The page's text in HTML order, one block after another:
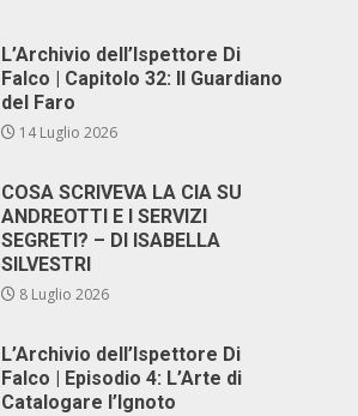
L’Archivio dell’Ispettore Di
Falco | Capitolo 32: Il Guardiano
del Faro
14 Luglio 2026
COSA SCRIVEVA LA CIA SU
ANDREOTTI E I SERVIZI
SEGRETI? – DI ISABELLA
SILVESTRI
8 Luglio 2026
L’Archivio dell’Ispettore Di
Falco | Episodio 4: L’Arte di
Catalogare l’Ignoto